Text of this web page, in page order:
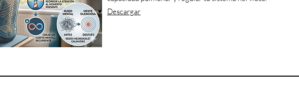
Descargar